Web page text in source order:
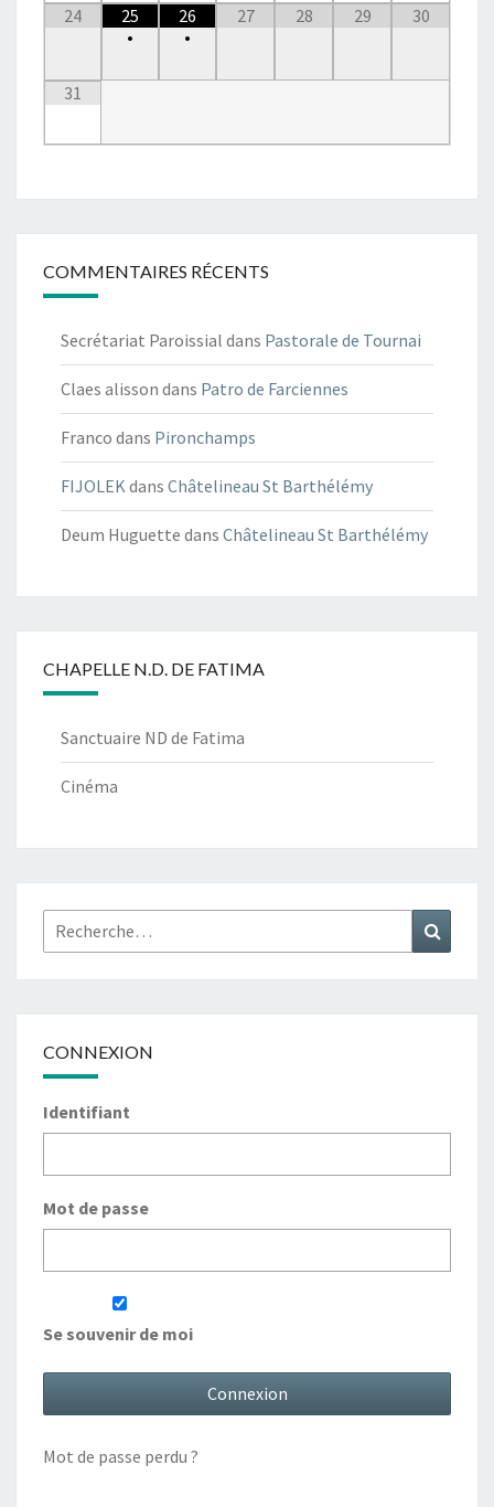
24
25
•
26
•
27 28 29 30
31
COMMENTAIRES RÉCENTS
Secrétariat Paroissial dans Pastorale de Tournai
Claes alisson dans Patro de Farciennes
Franco dans Pironchamps
FIJOLEKdans Châtelineau St Barthélémy
Deum Huguette dans Châtelineau St Barthélémy
CHAPELLE N.D. DE FATIMA
Sanctuaire ND de Fatima
Cinéma
Rechercher :
CONNEXION
Identifiant
Mot de passe
Se souvenir de moi
Mot de passe perdu ?